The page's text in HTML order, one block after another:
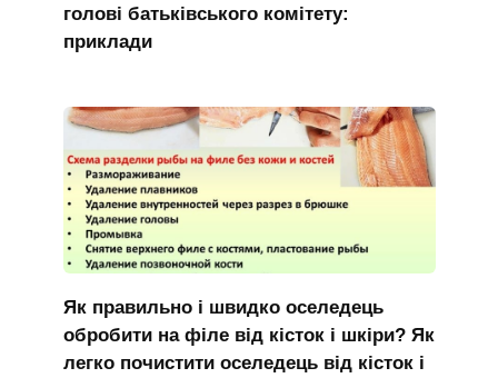
голові батьківського комітету:
приклади
Як правильно і швидко оселедець
обробити на філе від кісток і шкіри? Як
легко почистити оселедець від кісток і